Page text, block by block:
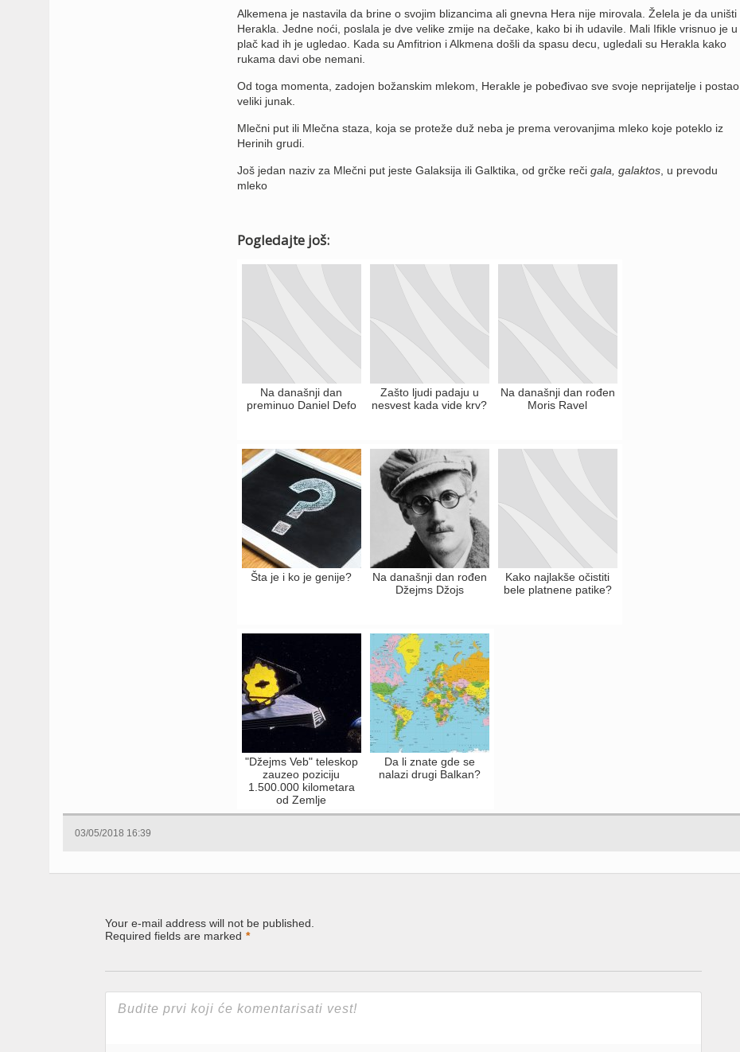
Alkemena je nastavila da brine o svojim blizancima ali gnevna Hera nije mirovala. Želela je da uništi
Herakla. Jedne noći, poslala je dve velike zmije na dečake, kako bi ih udavile. Mali Ifikle vrisnuo je u
plač kad ih je ugledao. Kada su Amfitrion i Alkmena došli da spasu decu, ugledali su Herakla kako
rukama davi obe nemani.
Od toga momenta, zadojen božanskim mlekom, Herakle je pobeđivao sve svoje neprijatelje i postao
veliki junak.
Mlečni put ili Mlečna staza, koja se proteže duž neba je prema verovanjima mleko koje poteklo iz
Herinih grudi.
Još jedan naziv za Mlečni put jeste Galaksija ili Galktika, od grčke reči gala, galaktos, u prevodu
mleko
Pogledajte još:
Na današnji dan
preminuo Daniel Defo
Zašto ljudi padaju u
nesvest kada vide krv?
Na današnji dan rođen
Moris Ravel
Šta je i ko je genije?
Na današnji dan rođen
Džejms Džojs
Kako najlakše očistiti
bele platnene patike?
"Džejms Veb" teleskop
zauzeo poziciju
1.500.000 kilometara
od Zemlje
Da li znate gde se
nalazi drugi Balkan?
03/05/2018 16:39
Your e-mail address will not be published.
Required fields are marked *